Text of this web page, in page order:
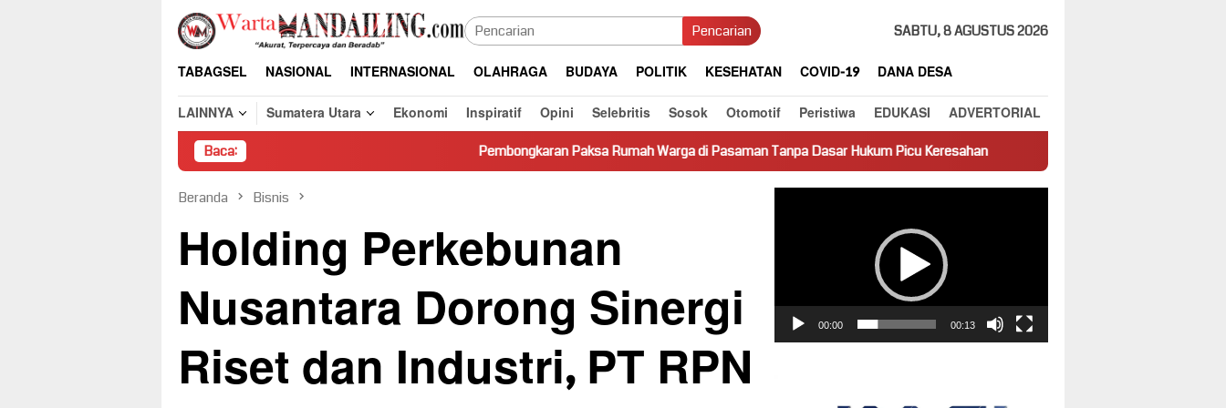
Loncat
konten
Pencarian SABTU, 8 AGUSTUS 2026
TABAGSEL NASIONAL INTERNASIONAL OLAHRAGA BUDAYA POLITIK KESEHATAN COVID-19
DANA DESA
LAINNYA
Sumatera Utara Ekonomi Inspiratif Opini Selebritis Sosok Otomotif Peristiwa EDUKASI ADVERTORIAL
Baca: Pembongkaran Paksa Rumah Warga di Pasaman Tanpa Dasar Hukum Picu Keresahan Truk Miring Hambat Arus Lalu Lintas di Jalan
Beranda Bisnis
Holding Perkebunan
Nusantara Dorong Sinergi
Riset dan Industri, PT RPN
00:00 00:13